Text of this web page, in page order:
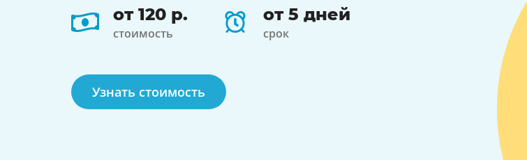
от 120 р.
стоимость
от 5 дней
срок
Узнать стоимость